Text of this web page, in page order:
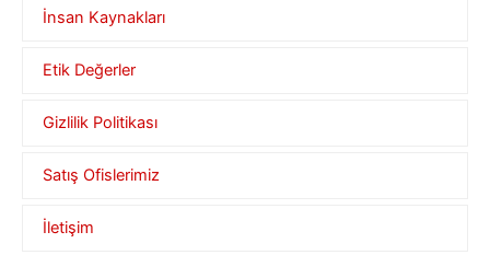
İnsan Kaynakları
Etik Değerler
Gizlilik Politikası
Satış Ofislerimiz
İletişim